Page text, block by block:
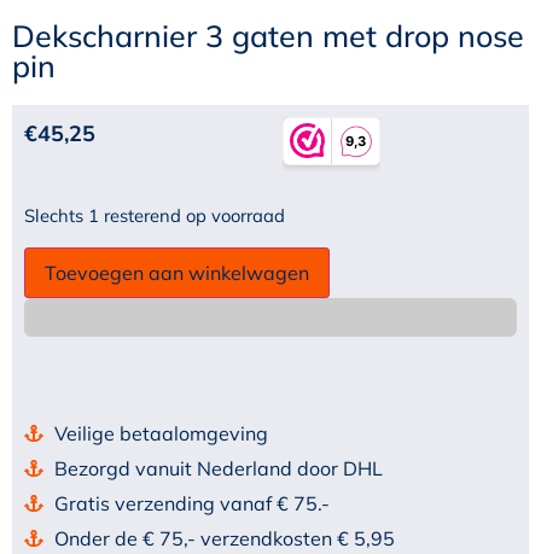
Dekscharnier 3 gaten met drop nose
pin
€45,25
Slechts 1 resterend op voorraad
Toevoegen aan winkelwagen
Veilige betaalomgeving
Bezorgd vanuit Nederland door DHL
Gratis verzending vanaf € 75.-
Onder de € 75,- verzendkosten € 5,95